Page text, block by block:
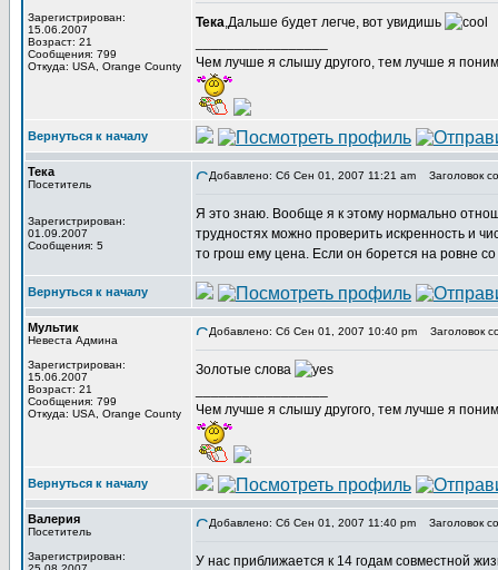
Зарегистрирован:
15.06.2007
Возраст: 21
Сообщения: 799
Откуда: USA, Orange County
Тека,Дальше будет легче, вот увидишь
Чем лучше я слышу другого, тем лучше я
Вернуться к началу
Тека
Посетитель
Зарегистрирован:
01.09.2007
Сообщения: 5
Добавлено: Сб Сен 01, 2007 11:21 am Заголовок
Я это знаю. Вообще я к этому нормально
трудностях можно проверить искренность и
то грош ему цена. Если он борется на ровне
Вернуться к началу
Мультик
Невеста Админа
Зарегистрирован:
15.06.2007
Возраст: 21
Сообщения: 799
Откуда: USA, Orange County
Добавлено: Сб Сен 01, 2007 10:40 pm Заголовок
Золотые слова
Чем лучше я слышу другого, тем лучше я
Вернуться к началу
Валерия
Посетитель
Зарегистрирован:
Добавлено: Сб Сен 01, 2007 11:40 pm Заголовок
У нас приближается к 14 годам совместной